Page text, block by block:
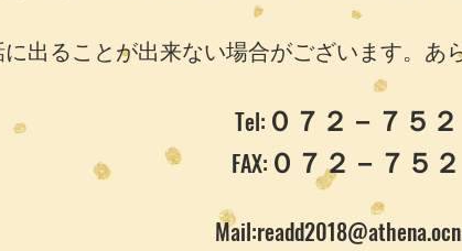
出ることが出来ない場合がございます。あ
Tel: ０７２－７５
FAX: ０７２－７５
Mail: